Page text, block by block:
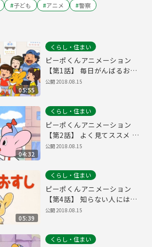
#子ども #アニメ #警察
05:55
くらし・住まい
ピーポくんアニメーション
【第1話】 毎日がんばるおま
わりさん！の巻
公開2018.08.15
04:32
くらし・住まい
ピーポくんアニメーション
【第2話】 よく見てススメ 青
信号！の巻
公開2018.08.15
05:39
くらし・住まい
ピーポくんアニメーション
【第4話】 知らない人にはつ
いていかない！の巻
公開2018.08.15
くらし・住まい